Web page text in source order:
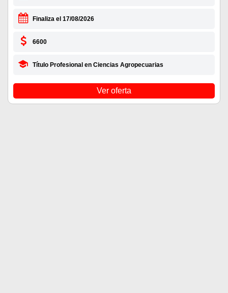
Finaliza el 17/08/2026
6600
Título Profesional en Ciencias Agropecuarias
Ver oferta